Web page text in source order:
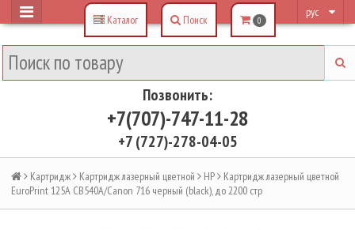
рус
Позвонить:
+7(707)-747-11-28
+7 (727)-278-04-05
Каталог Поиск 0
Картридж Картридж лазерный цветной HP
Картридж лазерный цветной
EuroPrint 125A CB540A/Canon 716 черный (black), до 2200 стр